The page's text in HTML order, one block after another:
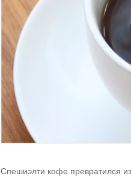
Спешиэлти кофе превратился